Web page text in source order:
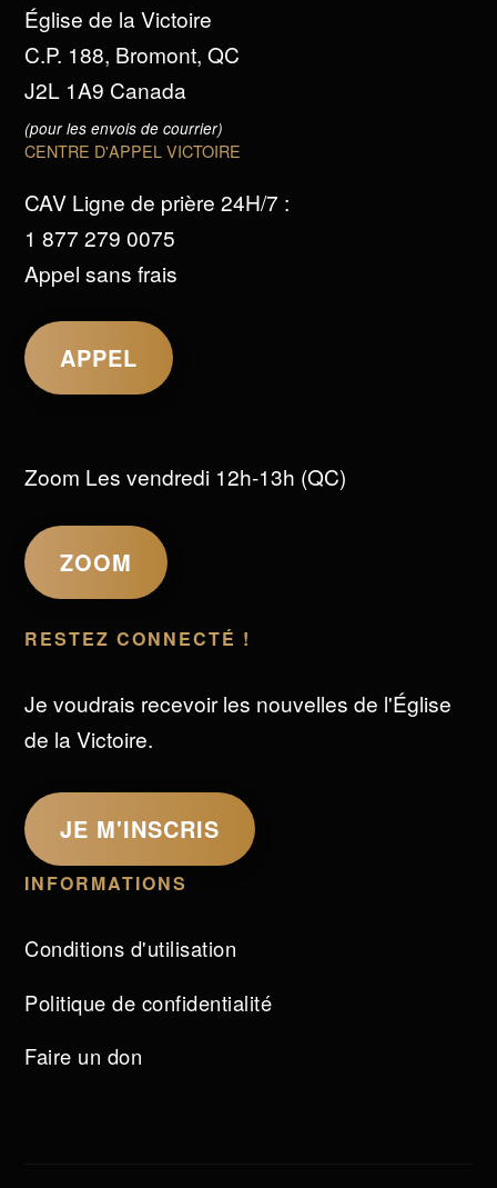
Église de la Victoire
C.P. 188, Bromont, QC
J2L 1A9 Canada
(pour les envois de courrier)
CENTRE D'APPEL VICTOIRE
CAV Ligne de prière 24H/7 :
1 877 279 0075
Appel sans frais
APPEL
Zoom Les vendredi 12h-13h (QC)
ZOOM
RESTEZ CONNECTÉ !
Je voudrais recevoir les nouvelles de l'Église
de la Victoire.
JE M'INSCRIS
INFORMATIONS
Conditions d'utilisation
Politique de confidentialité
Faire un don